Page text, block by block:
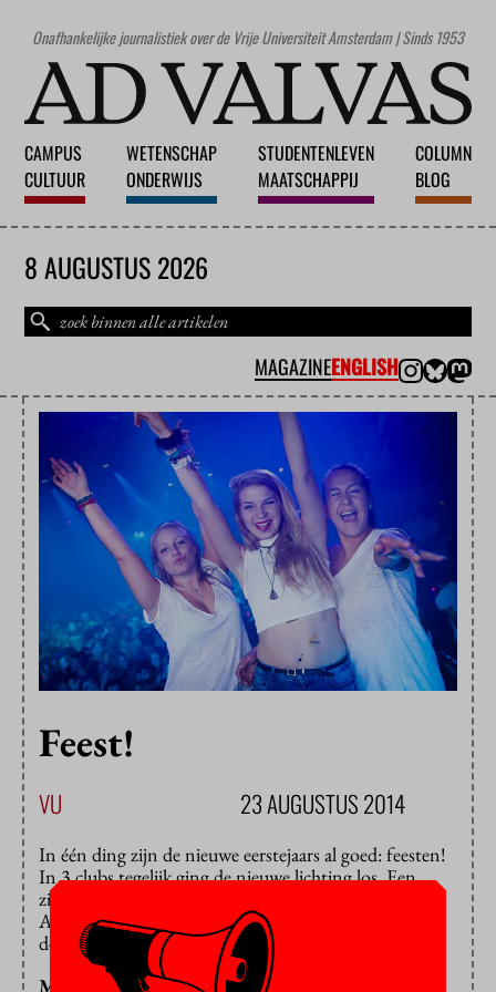
Onafhankelijke journalistiek over de Vrije Universiteit Amsterdam | Sinds 1953
CAMPUS
CULTUUR
WETENSCHAP
ONDERWIJS
STUDENTENLEVEN
MAATSCHAPPIJ
COLUMN
BLOG
8 AUGUSTUS 2026
MAGAZINEENGLISH
Feest!
VU 23 AUGUSTUS 2014
In één ding zijn de nieuwe eerstejaars al goed: feesten!
In 3 clubs tegelijk ging de nieuwe lichting los. Een
zinderend einde van de VU Introductiedagen. Voor
Advalvas legde fotograaf Jordi Wallenburg het feest in
de Melkweg (thema: neon) vast.
MARIEKE SCHILP